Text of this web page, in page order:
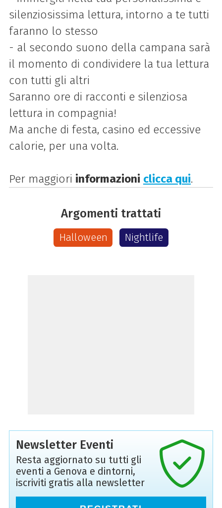
silenziosissima lettura, intorno a te tutti
faranno lo stesso
- al secondo suono della campana sarà
il momento di condividere la tua lettura
con tutti gli altri
Saranno ore di racconti e silenziosa
lettura in compagnia!
Ma anche di festa, casino ed eccessive
calorie, per una volta.
Per maggiori informazioni clicca qui.
Argomenti trattati
Halloween Nightlife
Newsletter Eventi
Resta aggiornato su tutti gli
eventi a Genova e dintorni,
iscriviti gratis alla newsletter